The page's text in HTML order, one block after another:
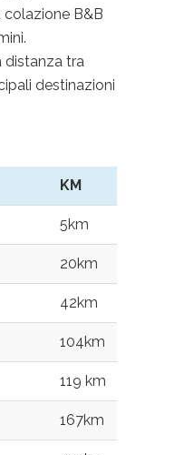
B&B
distanza tra
destinazioni
KM
5km
20km
42km
104km
119 km
167km